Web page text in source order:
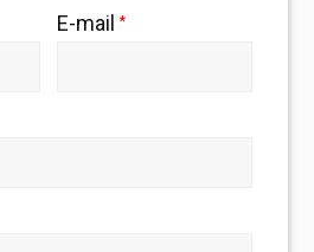
E-mail *